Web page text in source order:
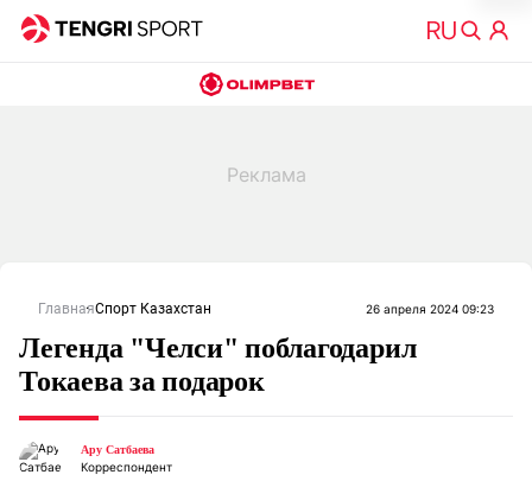
ГлавнаяСпорт Казахстан 26 апреля 2024 09:23
Легенда "Челси" поблагодарил
Токаева за подарок
Ару Сатбаева
Корреспондент